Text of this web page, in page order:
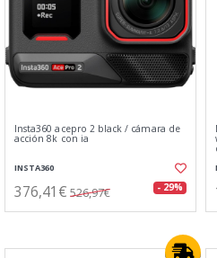
Insta360 acepro 2 black / cámara de
acción 8k con ia
INSTA360
376,41€ 526,97€ - 29%